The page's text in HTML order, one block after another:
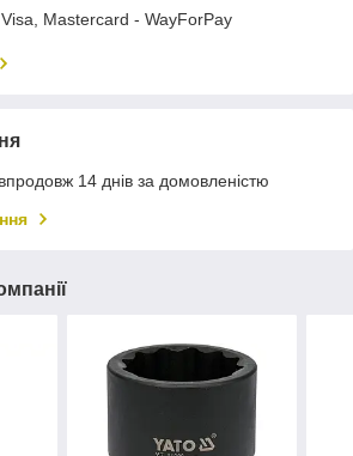
Mastercard - WayForPay
14 днів за домовленістю